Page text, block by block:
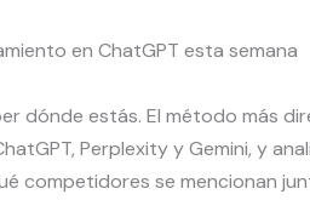
en ChatGPT esta semana
dónde estás. El método más
Perplexity y Gemini, y
competidores se mencionan